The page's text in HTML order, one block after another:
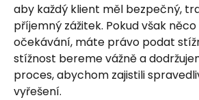
aby každý klient měl bezpečný,
příjemný zážitek. Pokud však
očekávání, máte právo podat
stížnost bereme vážně a
proces, abychom zajistili
vyřešení.